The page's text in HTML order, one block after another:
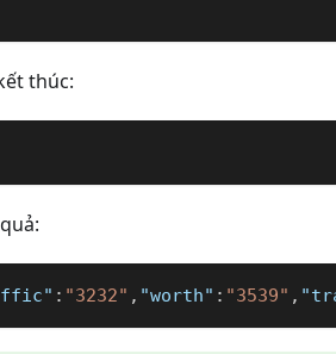
thúc:
: "3232" , "worth" : "3539" ,